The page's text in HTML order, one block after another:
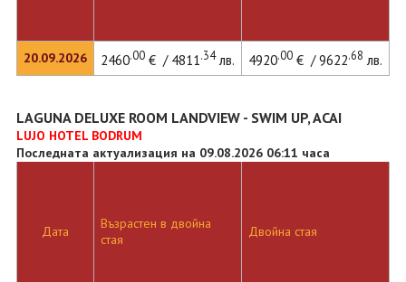
20.09.2026 2460.00€ / 4811.34лв. 4920.00€ / 9622.68 лв.
LAGUNA DELUXE ROOM LANDVIEW - SWIM UP, ACAI
LUJO HOTEL BODRUM
Последната актуализация на 09.08.2026 06:11 часа
Дата
Възрастен в двойна
стая
Двойна стая